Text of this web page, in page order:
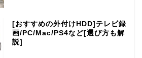
[おすすめの外付けHDD]テレビ録
画/PC/Mac/PS4など[選び方も解
説]